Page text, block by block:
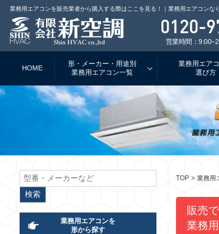
業務用エアコンを販売業者から購入する際はここを見る！｜業務用エアコンな
営業時間：
HOME
形・メーカー・用途別
業務用エアコン一覧
業務用エア
選び方
TOP > 業務用
販売で
業務
業務用エアコンを
形から探す